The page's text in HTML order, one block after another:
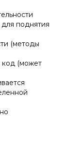
поднятия
(методы
код (может